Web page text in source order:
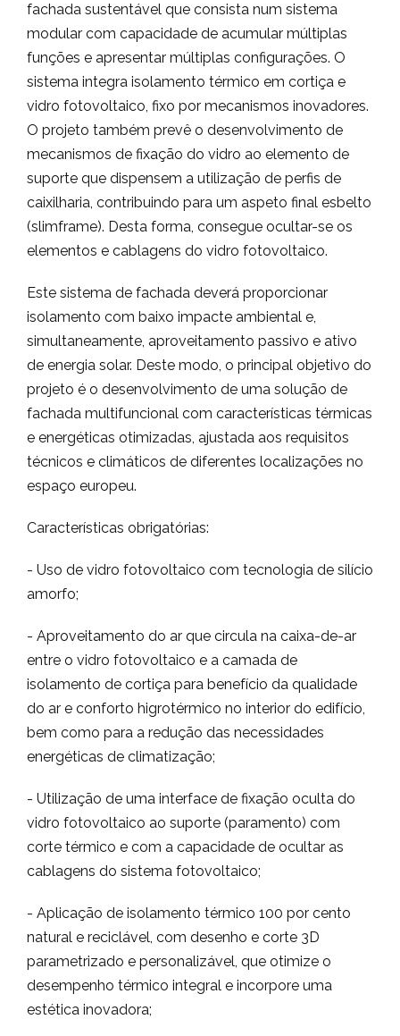
fachada sustentável que consista num sistema
modular com capacidade de acumular múltiplas
funções e apresentar múltiplas configurações. O
sistema integra isolamento térmico em cortiça e
vidro fotovoltaico, fixo por mecanismos inovadores.
O projeto também prevê o desenvolvimento de
mecanismos de fixação do vidro ao elemento de
suporte que dispensem a utilização de perfis de
caixilharia, contribuindo para um aspeto final esbelto
(slimframe). Desta forma, consegue ocultar-se os
elementos e cablagens do vidro fotovoltaico.
Este sistema de fachada deverá proporcionar
isolamento com baixo impacte ambiental e,
simultaneamente, aproveitamento passivo e ativo
de energia solar. Deste modo, o principal objetivo do
projeto é o desenvolvimento de uma solução de
fachada multifuncional com características térmicas
e energéticas otimizadas, ajustada aos requisitos
técnicos e climáticos de diferentes localizações no
espaço europeu.
Características obrigatórias:
- Uso de vidro fotovoltaico com tecnologia de silício
amorfo;
- Aproveitamento do ar que circula na caixa-de-ar
entre o vidro fotovoltaico e a camada de
isolamento de cortiça para benefício da qualidade
do ar e conforto higrotérmico no interior do edifício,
bem como para a redução das necessidades
energéticas de climatização;
- Utilização de uma interface de fixação oculta do
vidro fotovoltaico ao suporte (paramento) com
corte térmico e com a capacidade de ocultar as
cablagens do sistema fotovoltaico;
- Aplicação de isolamento térmico 100 por cento
natural e reciclável, com desenho e corte 3D
parametrizado e personalizável, que otimize o
desempenho térmico integral e incorpore uma
estética inovadora;